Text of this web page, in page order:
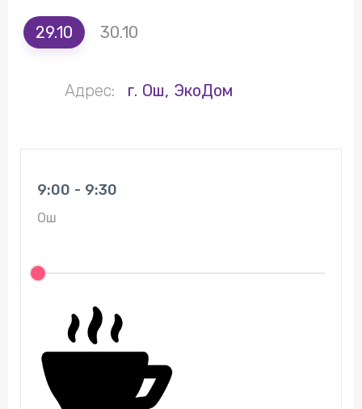
29.10 30.10
Адрес: г. Ош, ЭкоДом
9:00 - 9:30
Ош